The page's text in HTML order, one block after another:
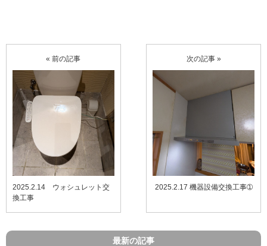
« 前の記事
2025.2.14 ウォシュレット交
換工事
次の記事 »
2025.2.17 機器設備交換工事➀
最新の記事